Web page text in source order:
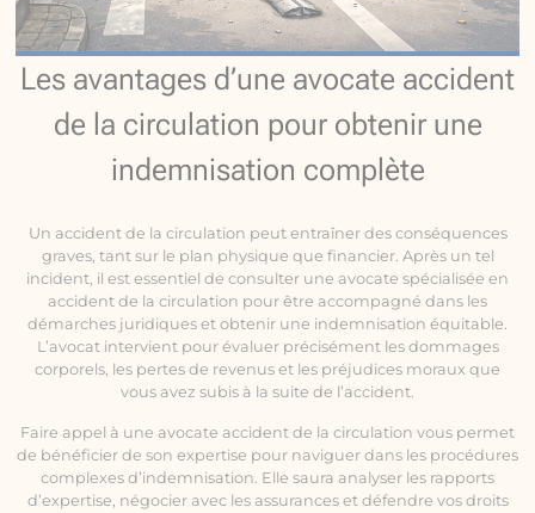
Les avantages d’une avocate accident
de la circulation pour obtenir une
indemnisation complète
Un accident de la circulation peut entraîner des conséquences
graves, tant sur le plan physique que financier. Après un tel
incident, il est essentiel de consulter une avocate spécialisée en
accident de la circulation pour être accompagné dans les
démarches juridiques et obtenir une indemnisation équitable.
L’avocat intervient pour évaluer précisément les dommages
corporels, les pertes de revenus et les préjudices moraux que
vous avez subis à la suite de l’accident.
Faire appel à une avocate accident de la circulation vous permet
de bénéficier de son expertise pour naviguer dans les procédures
complexes d’indemnisation. Elle saura analyser les rapports
d’expertise, négocier avec les assurances et défendre vos droits